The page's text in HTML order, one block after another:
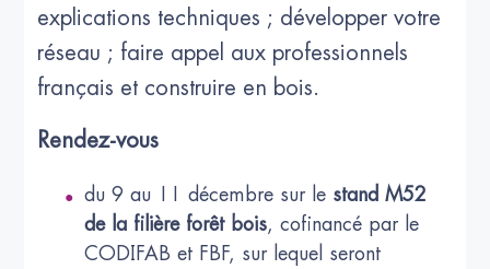
explications techniques ; développer votre
réseau ; faire appel aux professionnels
français et construire en bois.
Rendez-vous
du 9 au 11 décembre sur le stand M52
de la filière forêt bois, cofinancé par le
CODIFAB et FBF, sur lequel seront